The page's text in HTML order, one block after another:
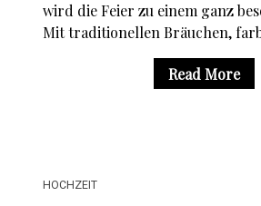
wird die Feier zu einem ganz
Mit traditionellen Bräuchen,
Read More
HOCHZEIT